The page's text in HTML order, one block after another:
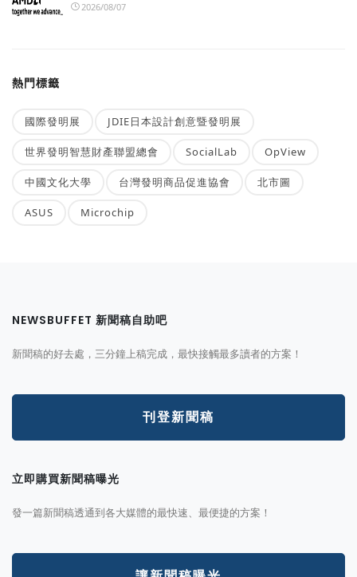
2026/08/07
熱門標籤
國際發明展 JDIE日本設計創意暨發明展
世界發明智慧財產聯盟總會 SocialLab OpView
中國文化大學 台灣發明商品促進協會 北市圖
ASUS Microchip
NEWSBUFFET 新聞稿自助吧
新聞稿的好去處，三分鐘上稿完成，最快接觸最多讀者的方案！
刊登新聞稿
立即購買新聞稿曝光
發一篇新聞稿透通到各大媒體的最快速、最便捷的方案！